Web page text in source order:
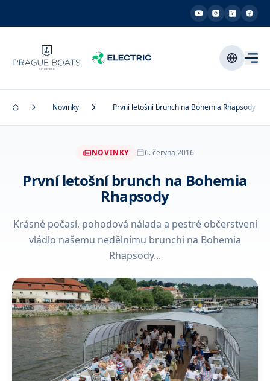
Novinky První letošní brunch na Bohemia Rhapsody
NOVINKY 6. června 2016
První letošní brunch na Bohemia
Rhapsody
Krásné počasí, pohodová nálada a pestré občerstvení
vládlo našemu nedělnímu brunchi na Bohemia
Rhapsody...